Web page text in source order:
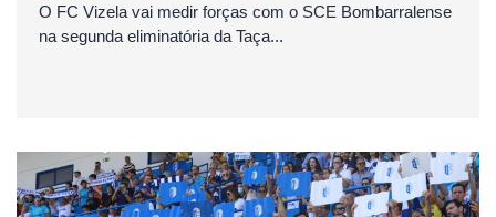
O FC Vizela vai medir forças com o SCE Bombarralense
na segunda eliminatória da Taça...